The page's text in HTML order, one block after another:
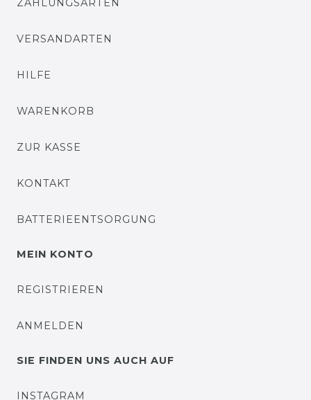
ZAHLUNGSARTEN
VERSANDARTEN
HILFE
WARENKORB
ZUR KASSE
KONTAKT
BATTERIEENTSORGUNG
MEIN KONTO
REGISTRIEREN
ANMELDEN
SIE FINDEN UNS AUCH AUF
INSTAGRAM